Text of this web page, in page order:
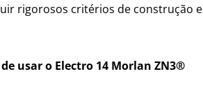
rigorosos critérios de construção
usar o Electro 14 Morlan ZN3®